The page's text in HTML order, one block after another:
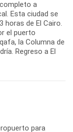
a
Esta ciudad se
de El Cairo.
el puerto
la Columna de
Regreso a El
para